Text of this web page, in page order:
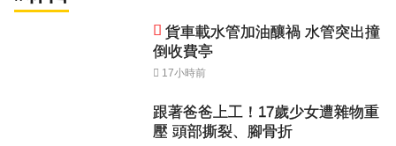
貨車載水管加油釀禍 水管突出撞
倒收費亭
17小時前
跟著爸爸上工！17歲少女遭雜物重
壓 頭部撕裂、腳骨折